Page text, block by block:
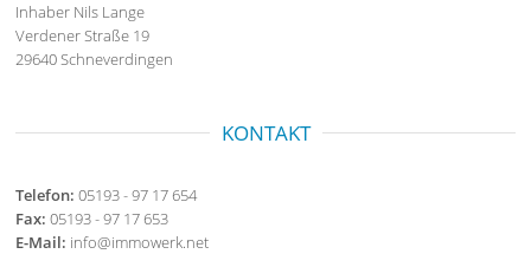
Inhaber Nils Lange
Verdener Straße 19
29640 Schneverdingen
KONTAKT
Telefon: 05193 - 97 17 654
Fax: 05193 - 97 17 653
E-Mail: info@immowerk.net